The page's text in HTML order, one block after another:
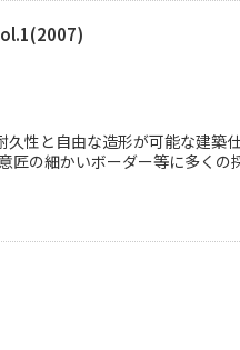
性と自由な造形が可能な建築
の細かいボーダー等に多くの
また強度にも優れており軽量